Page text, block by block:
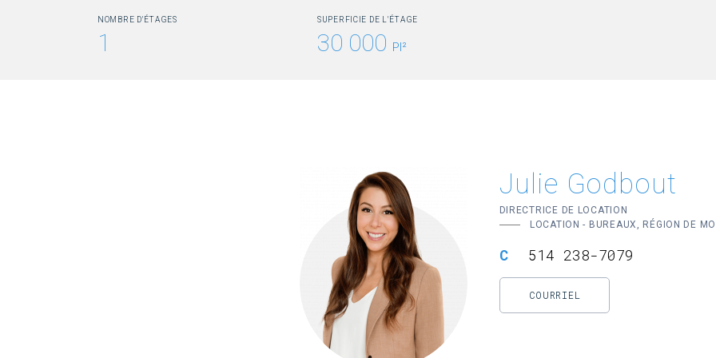
NOMBRE D'ÉTAGES
1
SUPERFICIE DE L'ÉTAGE
30 000 PI²
Julie Godbout
DIRECTRICE DE LOCATION
LOCATION - BUREAUX, RÉGION DE
514 238-7079
COURRIEL